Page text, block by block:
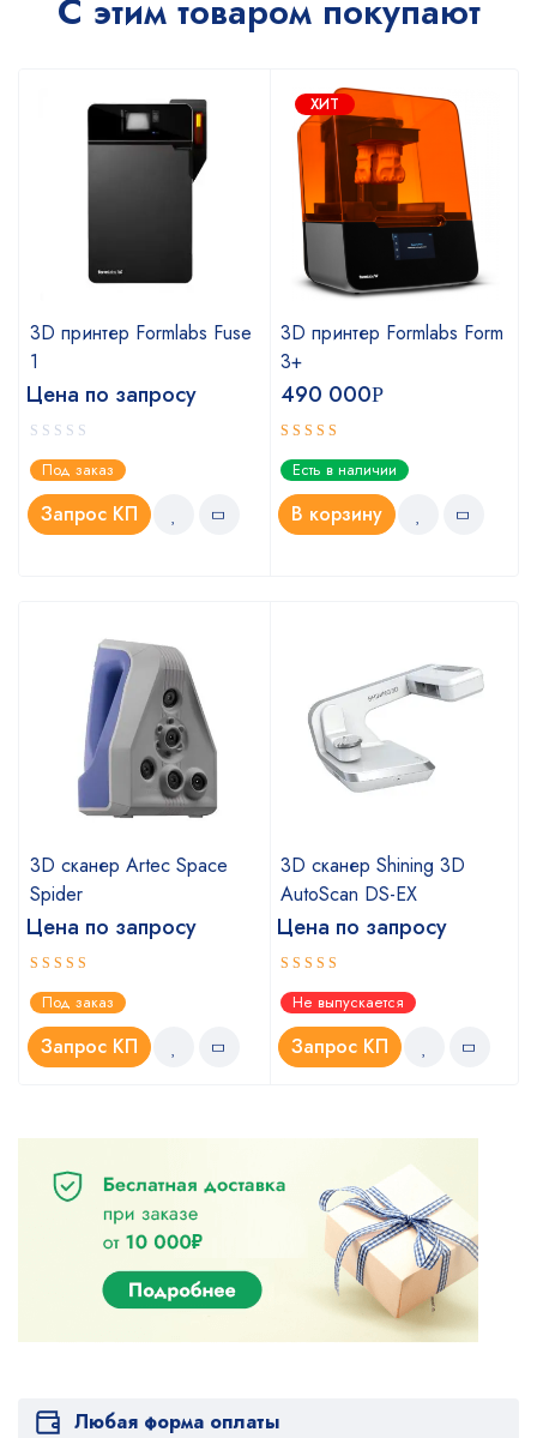
С этим товаром покупают
3D принтер Formlabs Fuse
1
Цена по запросу
Под заказ
Запрос КП
ХИТ
3D принтер Formlabs Form
3+
490 000Р
Оценка
5.00из 5
Есть в наличии
В корзину
3D сканер Artec Space
Spider
Цена по запросу
Оценка
5.00из 5
Под заказ
Запрос КП
3D сканер Shining 3D
AutoScan DS-EX
Цена по запросу
Оценка
4.67из 5
Не выпускается
Запрос КП
Любая форма оплаты